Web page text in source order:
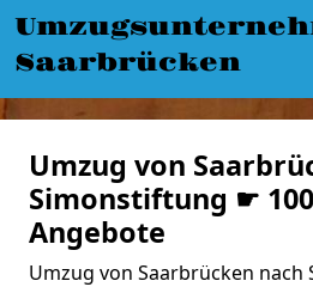
Saarbrücken
Umzug von
Simonstiftung ☛
Angebote
Umzug von Saarbrücken nach